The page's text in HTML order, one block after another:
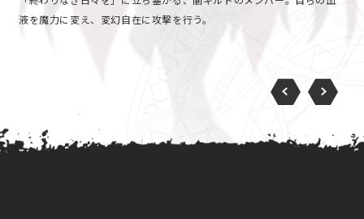
液を魔力に変え、変幻自在に攻撃を行う。